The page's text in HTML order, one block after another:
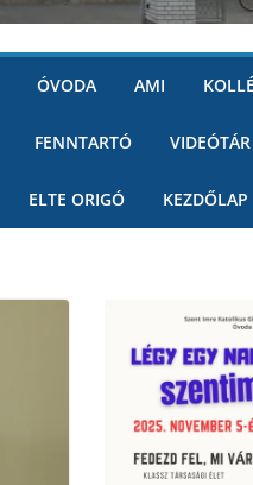
ÓVODA AMI
FENNTARTÓ VIDEÓTÁR
ELTE ORIGÓ KEZDŐLAP